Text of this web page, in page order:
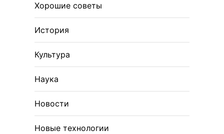
Хорошие советы
История
Культура
Наука
Новости
Новые технологии